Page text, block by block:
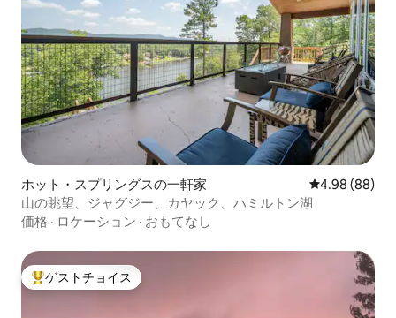
ホット・スプリングスの一軒家 レビュー88件
4.98 (88)
山の眺望、ジャグジー、カヤック、ハミルトン湖
価格 · ロケーション · おもてなし
大好評のゲストチョイスです。
ゲストチョイス